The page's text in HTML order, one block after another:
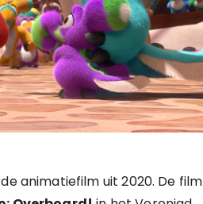
animatiefilm uit 2020. De film